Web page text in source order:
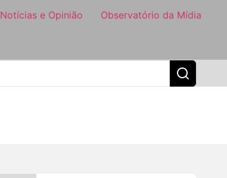
Notícias e Opinião Observatório da Mídia